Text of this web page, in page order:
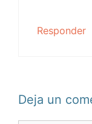
Responder
Deja un